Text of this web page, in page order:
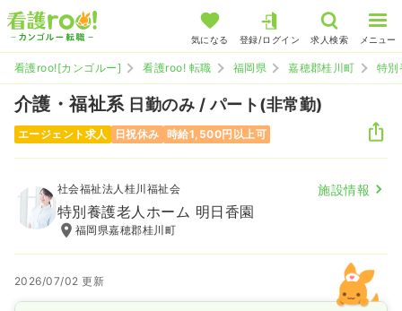
気になる 登録/ログイン 求人検索 メニュー
看護roo![カンゴルー] 看護roo! 転職 福岡県 嘉穂郡桂川町 特別
介護・福祉系 日勤のみ / パート(非常勤)
エージェント求人 日祝休み 時給1,500円以上可
社会福祉法人桂川福祉会 施設情報
特別養護老人ホーム 明日香園
福岡県嘉穂郡桂川町
2026/07/02 更新